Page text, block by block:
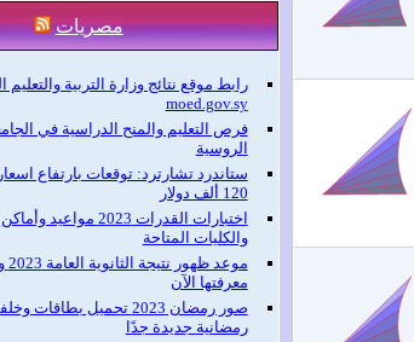
مصريات
رابط موقع نتائج وزارة التربية والتعليم
moed.gov.sy
فرص التعليم والمنح الدراسية في
الروسية
ستاندرد تشارترد: توقعات بارتفاع
120 ألف دولار
اختبارات القدرات 2023
والكليات المتاحة
معرفتها الآن
صور رمضان 2023 تحميل
رمضانية جديدة جدًا